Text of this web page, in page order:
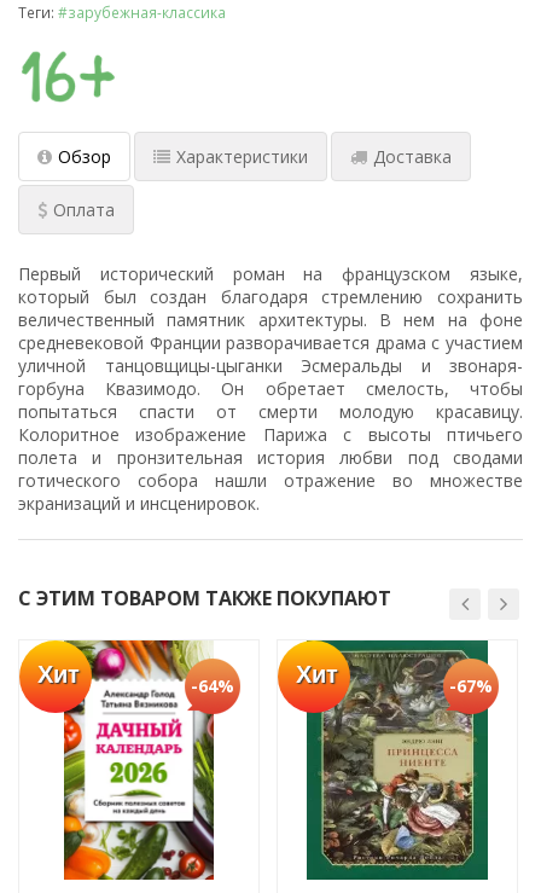
Теги: #зарубежная-классика
Обзор Характеристики Доставка
Оплата
Первый исторический роман на французском языке,
который был создан благодаря стремлению сохранить
величественный памятник архитектуры. В нем на фоне
средневековой Франции разворачивается драма с участием
уличной танцовщицы-цыганки Эсмеральды и звонаря-
горбуна Квазимодо. Он обретает смелость, чтобы
попытаться спасти от смерти молодую красавицу.
Колоритное изображение Парижа с высоты птичьего
полета и пронзительная история любви под сводами
готического собора нашли отражение во множестве
экранизаций и инсценировок.
С ЭТИМ ТОВАРОМ ТАКЖЕ ПОКУПАЮТ
Хит -64% Хит -67%